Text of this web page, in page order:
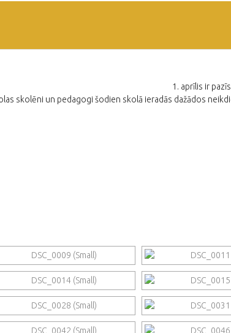
1. aprīlis ir
skolēni un pedagogi šodien skolā ieradās dažādos